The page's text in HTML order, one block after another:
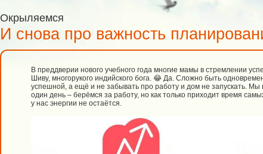
Окрыляемся
И снова про важность
В преддверии нового учебного года многие мамы в стремлении
Шиву, многорукого индийского бога. 😂 Да. Сложно быть
успешной, а ещё и не забывать про работу и дом не запускать. Мы
один день – берёмся за работу, но как только приходит время
у нас энергии не остаётся.